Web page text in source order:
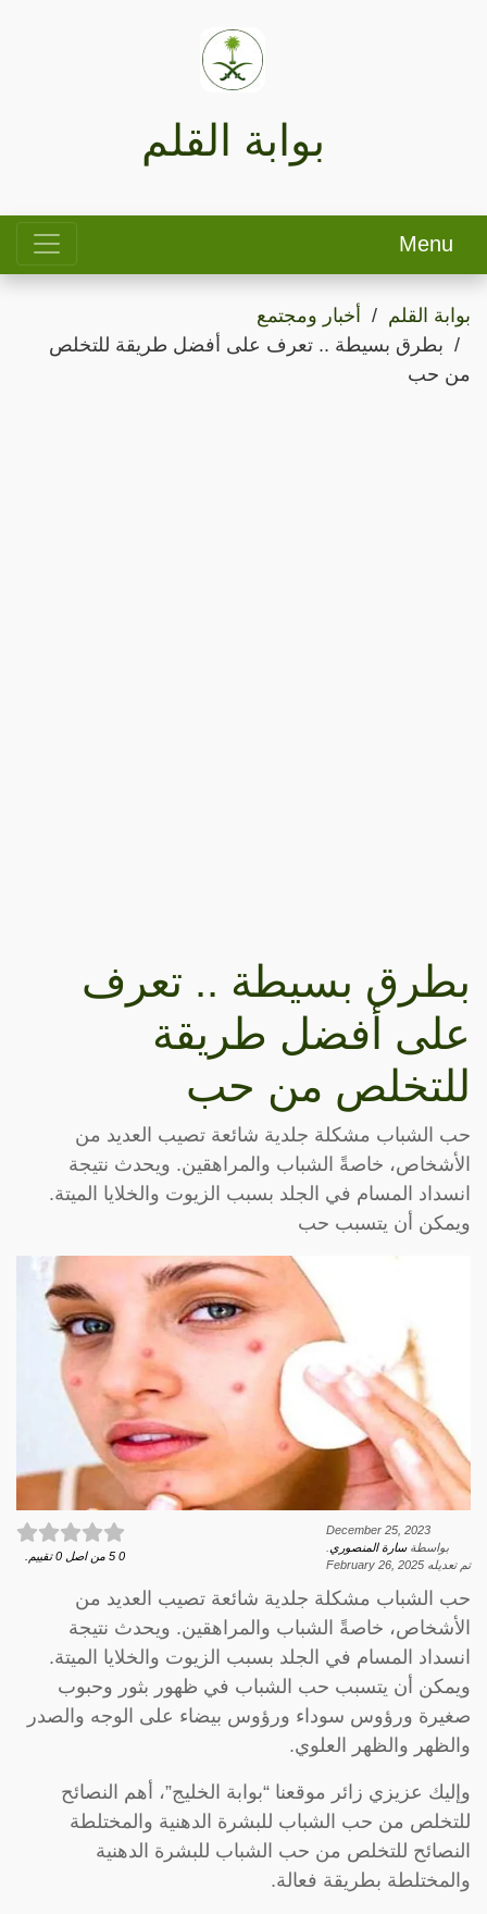
بوابة القلم
Menu
بوابة القلم
أخبار ومجتمع
بطرق بسيطة .. تعرف على أفضل طريقة للتخلص
من حب
بطرق بسيطة .. تعرف
على أفضل طريقة
للتخلص من حب
حب الشباب مشكلة جلدية شائعة تصيب العديد من
الأشخاص، خاصةً الشباب والمراهقين. ويحدث نتيجة
انسداد المسام في الجلد بسبب الزيوت والخلايا الميتة.
ويمكن أن يتسبب حب
December 25, 2023
بواسطةسارة المنصوري
تم تعديله February 26, 2025
0
5 من اصل 0 تقييم.
حب الشباب مشكلة جلدية شائعة تصيب العديد من
الأشخاص، خاصةً الشباب والمراهقين. ويحدث نتيجة
انسداد المسام في الجلد بسبب الزيوت والخلايا الميتة.
ويمكن أن يتسبب حب الشباب في ظهور بثور وحبوب
صغيرة ورؤوس سوداء ورؤوس بيضاء على الوجه والصدر
والظهر والظهر العلوي.
وإليك عزيزي زائر موقعنا “بوابة الخليج”، أهم النصائح
للتخلص من حب الشباب للبشرة الدهنية والمختلطة
النصائح للتخلص من حب الشباب للبشرة الدهنية
والمختلطة بطريقة فعالة.